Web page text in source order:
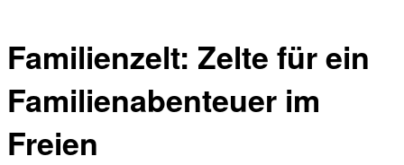
Familienzelt: Zelte für ein
Familienabenteuer im
Freien